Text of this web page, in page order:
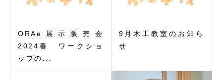
ORAe展示販売会
2024春 ワークショ
ップの...
9月木工教室のお知ら
せ